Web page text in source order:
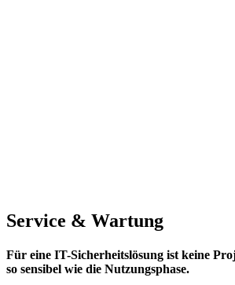
Service & Wartung
Für eine IT-Sicherheitslösung ist keine
so sensibel wie die Nutzungsphase.